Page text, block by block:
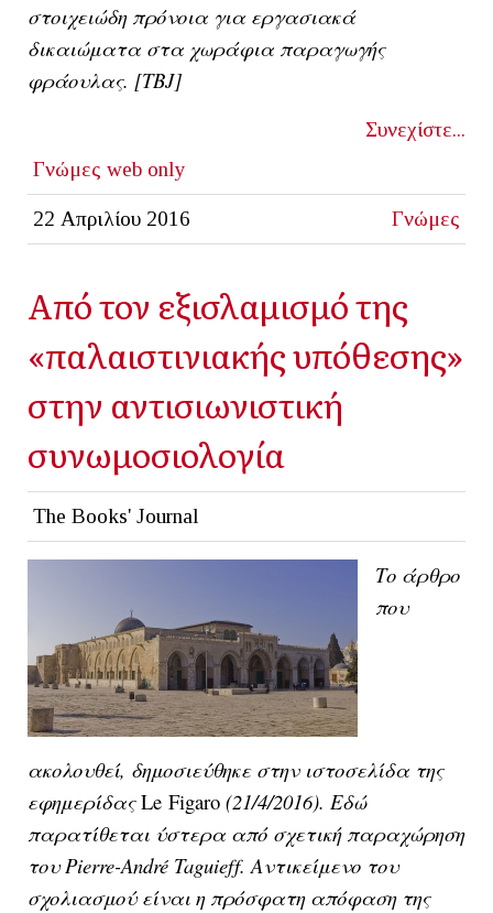
στοιχειώδη πρόνοια για εργασιακά
δικαιώματα στα χωράφια παραγωγής
φράουλας. [ΤΒJ]
Συνεχίστε...
Γνώμες web only
22 Απριλίου 2016 Γνώμες
Από τον εξισλαμισμό της
«παλαιστινιακής υπόθεσης»
στην αντισιωνιστική
συνωμοσιολογία
The Books' Journal
Το άρθρο
που
ακολουθεί, δημοσιεύθηκε στην ιστοσελίδα της
εφημερίδαςLe Figaro (21/4/2016). Εδώ
παρατίθεται ύστερα από σχετική παραχώρηση
τουPierre-André Taguieff. Αντικείμενο του
σχολιασμού είναι η πρόσφατη απόφαση της